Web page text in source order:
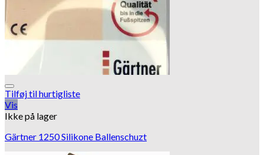
Tilføj til hurtigliste
Vis
Ikke på lager
Gärtner 1250 Silikone Ballenschuzt